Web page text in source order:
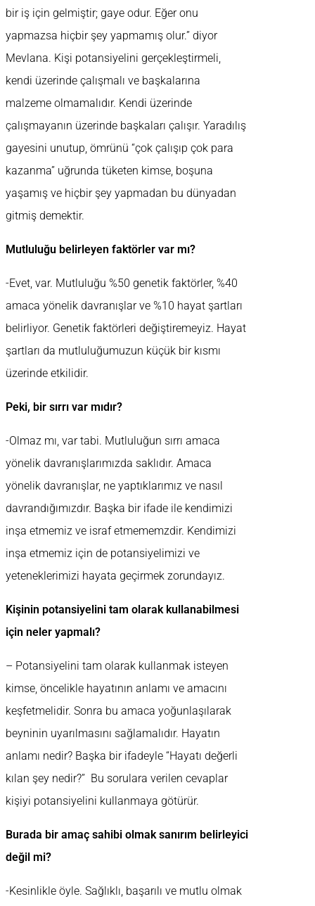
bir iş için gelmiştir; gaye odur. Eğer onu
yapmazsa hiçbir şey yapmamış olur.” diyor
Mevlana. Kişi potansiyelini gerçekleştirmeli,
kendi üzerinde çalışmalı ve başkalarına
malzeme olmamalıdır. Kendi üzerinde
çalışmayanın üzerinde başkaları çalışır. Yaradılış
gayesini unutup, ömrünü “çok çalışıp çok para
kazanma” uğrunda tüketen kimse, boşuna
yaşamış ve hiçbir şey yapmadan bu dünyadan
gitmiş demektir.
Mutluluğu belirleyen faktörler var mı?
-Evet, var. Mutluluğu %50 genetik faktörler, %40
amaca yönelik davranışlar ve %10 hayat şartları
belirliyor. Genetik faktörleri değiştiremeyiz. Hayat
şartları da mutluluğumuzun küçük bir kısmı
üzerinde etkilidir.
Peki, bir sırrı var mıdır?
-Olmaz mı, var tabi. Mutluluğun sırrı amaca
yönelik davranışlarımızda saklıdır. Amaca
yönelik davranışlar, ne yaptıklarımız ve nasıl
davrandığımızdır. Başka bir ifade ile kendimizi
inşa etmemiz ve israf etmememzdir. Kendimizi
inşa etmemiz için de potansiyelimizi ve
yeteneklerimizi hayata geçirmek zorundayız.
Kişinin potansiyelini tam olarak kullanabilmesi
için neler yapmalı?
– Potansiyelini tam olarak kullanmak isteyen
kimse, öncelikle hayatının anlamı ve amacını
keşfetmelidir. Sonra bu amaca yoğunlaşılarak
beyninin uyarılmasını sağlamalıdır. Hayatın
anlamı nedir? Başka bir ifadeyle “Hayatı değerli
kılan şey nedir?” Bu sorulara verilen cevaplar
kişiyi potansiyelini kullanmaya götürür.
Burada bir amaç sahibi olmak sanırım belirleyici
değil mi?
-Kesinlikle öyle. Sağlıklı, başarılı ve mutlu olmak